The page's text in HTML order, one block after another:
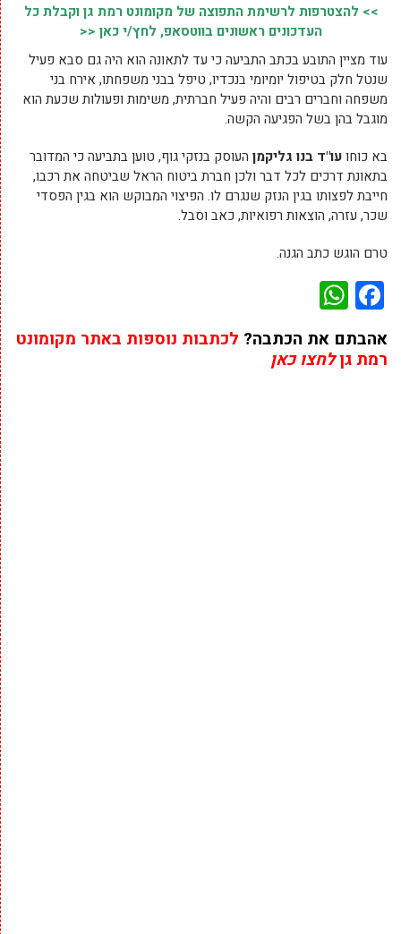
>> להצטרפות לרשימת התפוצה של מקומונט רמת גן וקבלת כל
העדכונים ראשונים בווטסאפ, לחץ/י כאן <<
עוד מציין התובע בכתב התביעה כי עד לתאונה הוא היה גם סבא פעיל
שנטל חלק בטיפול יומיומי בנכדיו, טיפל בבני משפחתו, אירח בני
משפחה וחברים רבים והיה פעיל חברתית, משימות ופעולות שכעת הוא
מוגבל בהן בשל הפגיעה הקשה.
בא כוחועו"ד בנו גליקמן העוסק בנזקי גוף, טוען בתביעה כי המדובר
בתאונת דרכים לכל דבר ולכן חברת ביטוח הראל שביטחה את רכבו,
חייבת לפצותו בגין הנזק שנגרם לו. הפיצוי המבוקש הוא בגין הפסדי
שכר, עזרה, הוצאות רפואיות, כאב וסבל.
טרם הוגש כתב הגנה.
Facebook
אהבתם את הכתבה? לכתבות נוספות באתר מקומונט
רמת גןלחצו כאן